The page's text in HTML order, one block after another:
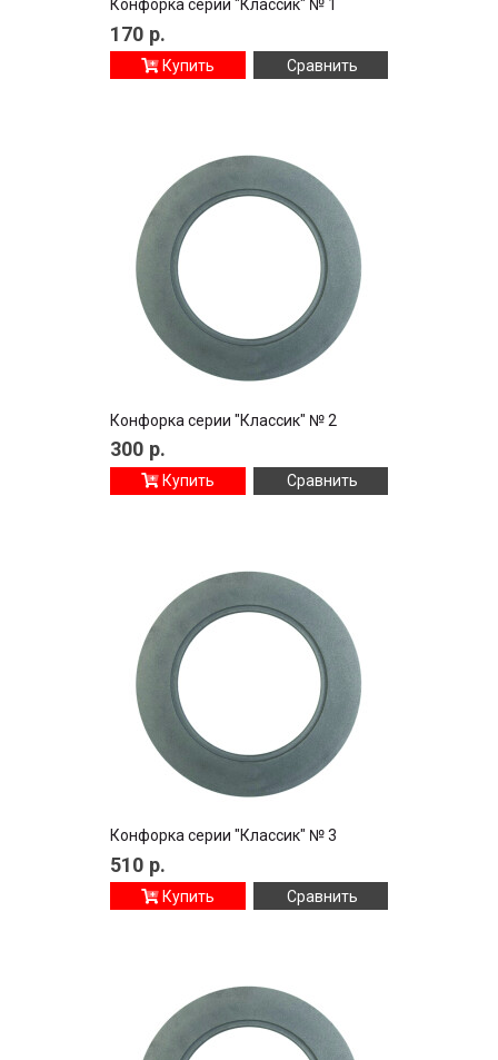
Конфорка серии "Классик" № 1
170 р.
Купить Сравнить
Конфорка серии "Классик" № 2
300 р.
Купить Сравнить
Конфорка серии "Классик" № 3
510 р.
Купить Сравнить